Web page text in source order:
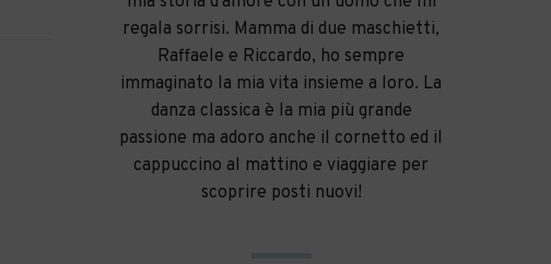
regala sorrisi. Mamma di due maschietti,
Raffaele e Riccardo, ho sempre
immaginato la mia vita insieme a loro. La
danza classica è la mia più grande
passione ma adoro anche il cornetto ed il
cappuccino al mattino e viaggiare per
scoprire posti nuovi!